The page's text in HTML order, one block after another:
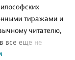
тиражами и
читателю,
все еще не
Кто в